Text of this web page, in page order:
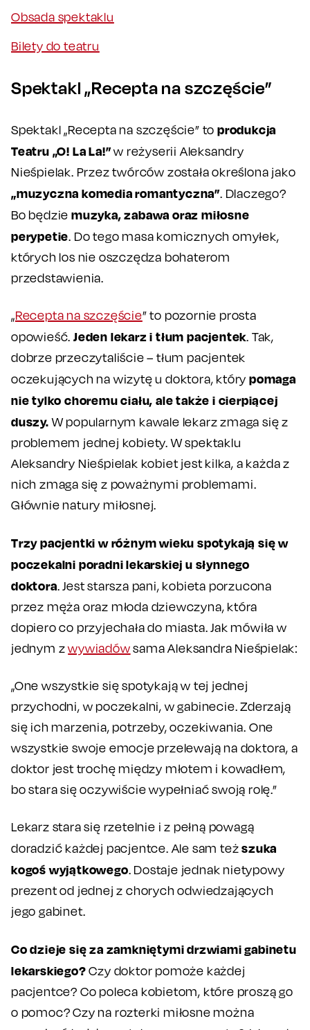
Obsada spektaklu
Bilety do teatru
Spektakl „Recepta na szczęście”
Spektakl „Recepta na szczęście” to produkcja
Teatru „O! La La!”w reżyserii Aleksandry
Nieśpielak. Przez twórców została określona jako
„muzyczna komedia romantyczna”. Dlaczego?
Bo będziemuzyka, zabawa oraz miłosne
perypetie. Do tego masa komicznych omyłek,
których los nie oszczędza bohaterom
przedstawienia.
„Recepta na szczęście” to pozornie prosta
opowieść.Jeden lekarz i tłum pacjentek. Tak,
dobrze przeczytaliście – tłum pacjentek
oczekujących na wizytę u doktora, który pomaga
nie tylko choremu ciału, ale także i cierpiącej
duszy.W popularnym kawale lekarz zmaga się z
problemem jednej kobiety. W spektaklu
Aleksandry Nieśpielak kobiet jest kilka, a każda z
nich zmaga się z poważnymi problemami.
Głównie natury miłosnej.
Trzy pacjentki w różnym wieku spotykają się w
poczekalni poradni lekarskiej u słynnego
doktora. Jest starsza pani, kobieta porzucona
przez męża oraz młoda dziewczyna, która
dopiero co przyjechała do miasta. Jak mówiła w
jednym zwywiadówsama Aleksandra Nieśpielak:
„One wszystkie się spotykają w tej jednej
przychodni, w poczekalni, w gabinecie. Zderzają
się ich marzenia, potrzeby, oczekiwania. One
wszystkie swoje emocje przelewają na doktora, a
doktor jest trochę między młotem i kowadłem,
bo stara się oczywiście wypełniać swoją rolę.”
Lekarz stara się rzetelnie i z pełną powagą
doradzić każdej pacjentce. Ale sam teższuka
kogoś wyjątkowego. Dostaje jednak nietypowy
prezent od jednej z chorych odwiedzających
jego gabinet.
Co dzieje się za zamkniętymi drzwiami gabinetu
lekarskiego?Czy doktor pomoże każdej
pacjentce? Co poleca kobietom, które proszą go
o pomoc? Czy na rozterki miłosne można